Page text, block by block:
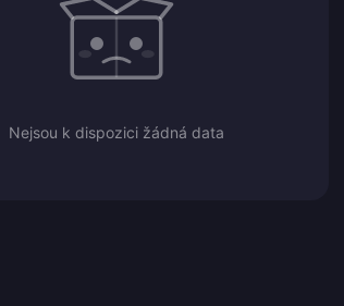
Nejsou k dispozici žádná data